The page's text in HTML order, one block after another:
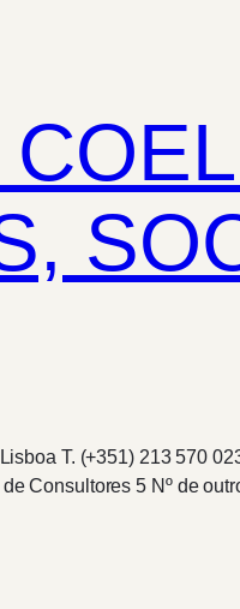
T. (+351) 213 570
Consultores 5 Nº de